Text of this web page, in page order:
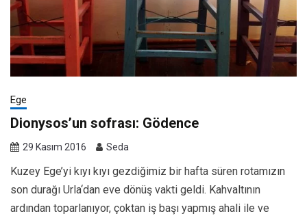
Ege
Dionysos’un sofrası: Gödence
29 Kasım 2016 Seda
Kuzey Ege’yi kıyı kıyı gezdiğimiz bir hafta süren rotamızın
son durağı Urla‘dan eve dönüş vakti geldi. Kahvaltının
ardından toparlanıyor, çoktan iş başı yapmış ahali ile ve